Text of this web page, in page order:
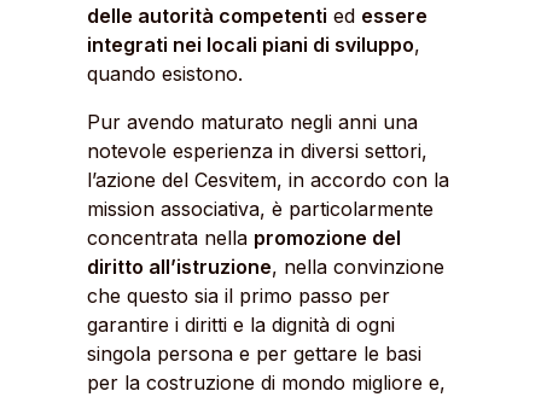
delle autorità competenti ed essere
integrati nei locali piani di sviluppo,
quando esistono.
Pur avendo maturato negli anni una
notevole esperienza in diversi settori,
l’azione del Cesvitem, in accordo con la
mission associativa, è particolarmente
concentrata nella promozione del
diritto all’istruzione, nella convinzione
che questo sia il primo passo per
garantire i diritti e la dignità di ogni
singola persona e per gettare le basi
per la costruzione di mondo migliore e,